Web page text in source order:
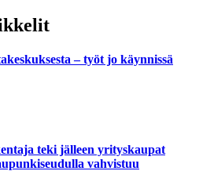
– työt jo käynnissä
teki jälleen yrityskaupat
vahvistuu